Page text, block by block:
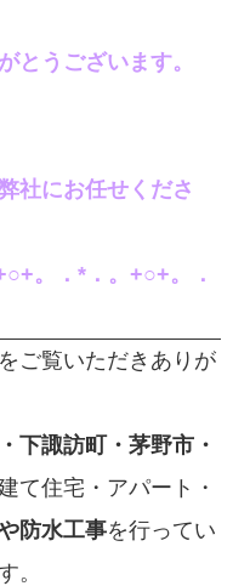
とうございます。
社にお任せくださ
。．*．。+○+。．
ご覧いただきありが
下諏訪町・茅野市・
て住宅・アパート・
防水工事を行ってい
。